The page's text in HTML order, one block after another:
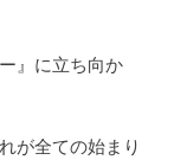
』に立ち向か
が全ての始まり